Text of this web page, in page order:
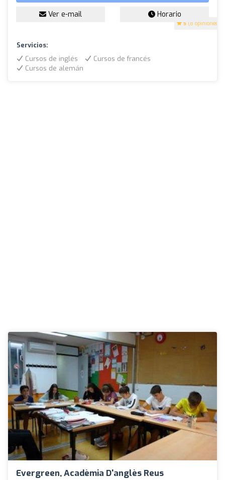
5 (8 opiniones)
Ver e-mail Horario
Servicios:
Cursos de inglés
Cursos de francés
Cursos de alemán
Evergreen, Acadèmia D'anglès Reus